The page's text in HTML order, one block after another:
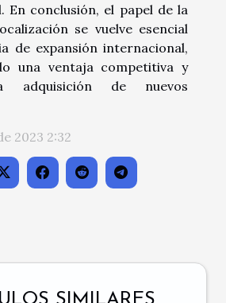
En conclusión, el papel de la
se vuelve esencial
de expansión internacional,
una ventaja competitiva y
adquisición de nuevos
2023 2:32